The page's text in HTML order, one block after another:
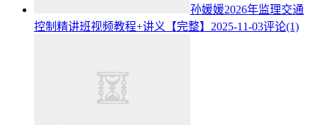
孙媛媛2026年监理交通
控制精讲班视频教程+讲义【完整】 2025-11-03评论(1)